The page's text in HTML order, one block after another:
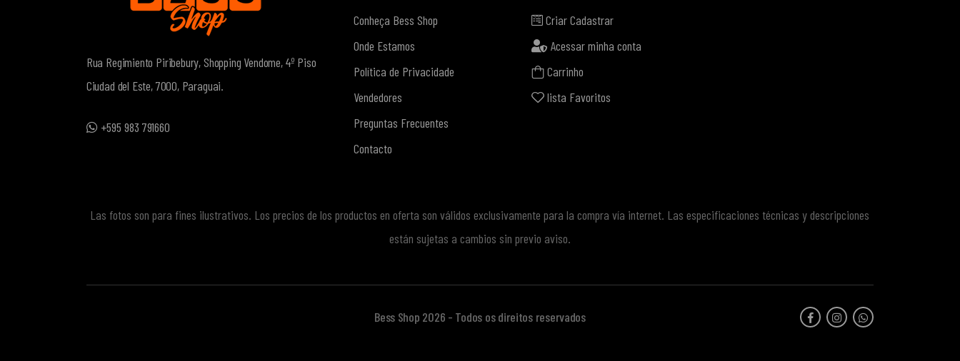
Rua Regimiento Piribebury, Shopping Vendome, 4º Piso
Ciudad del Este, 7000, Paraguai.
+595 983 791660
Conheça Bess Shop
Onde Estamos
Política de Privacidade
Vendedores
Preguntas Frecuentes
Contacto
Criar Cadastrar
Acessar minha conta
Carrinho
lista Favoritos
Las fotos son para fines ilustrativos. Los precios de los productos en oferta son válidos exclusivamente para la compra vía internet. Las especificaciones técnicas y descripciones
están sujetas a cambios sin previo aviso.
Bess Shop 2026 - Todos os direitos reservados